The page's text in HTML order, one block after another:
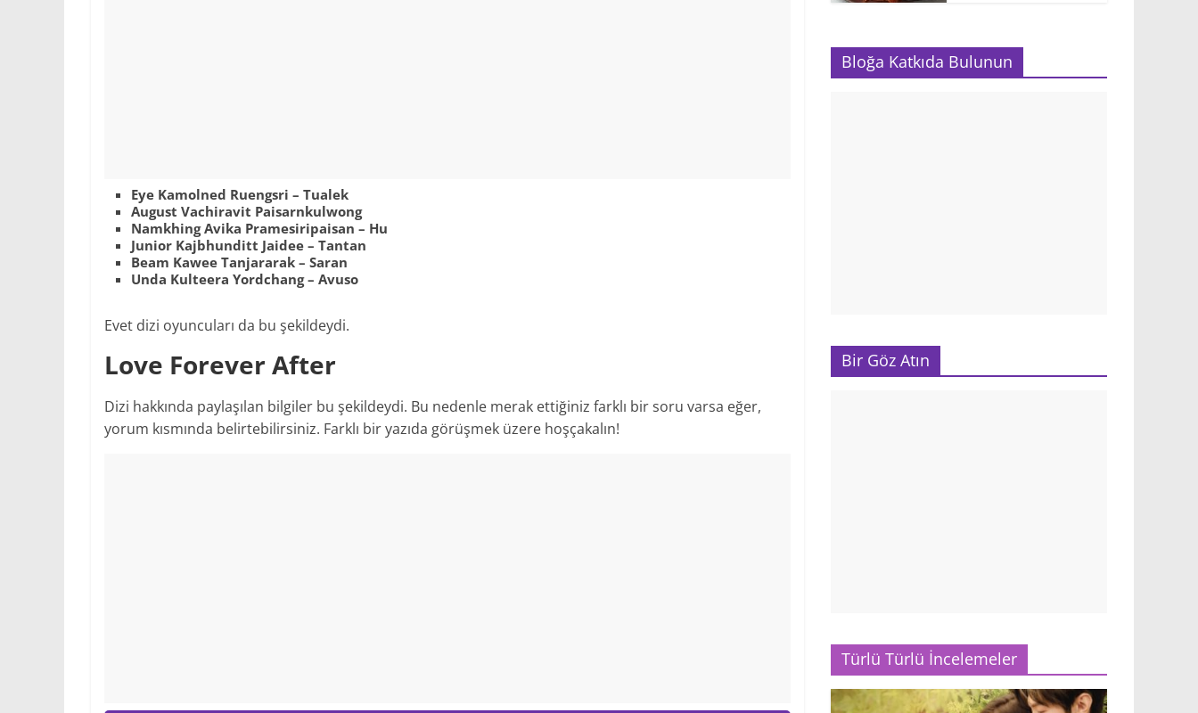
Eye Kamolned Ruengsri – Tualek
August Vachiravit Paisarnkulwong
Namkhing Avika Pramesiripaisan – Hu
Junior Kajbhunditt Jaidee – Tantan
Beam Kawee Tanjararak – Saran
Unda Kulteera Yordchang – Avuso
Evet dizi oyuncuları da bu şekildeydi.
Love Forever After
Dizi hakkında paylaşılan bilgiler bu şekildeydi. Bu nedenle merak ettiğiniz farklı bir soru varsa eğer,
yorum kısmında belirtebilirsiniz. Farklı bir yazıda görüşmek üzere hoşçakalın!
Bloğa Katkıda Bulunun
Bir Göz Atın
Türlü Türlü İncelemeler